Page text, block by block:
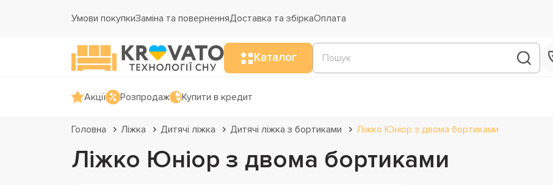
Умови покупкиЗаміна та поверненняДоставка та збіркаОплата
Каталог
Акції Розпродаж Купити в кредит
Головна Ліжка Дитячі ліжка Дитячі ліжка з бортиками Ліжко Юніор з двома бортиками
Ліжко Юніор з двома бортиками